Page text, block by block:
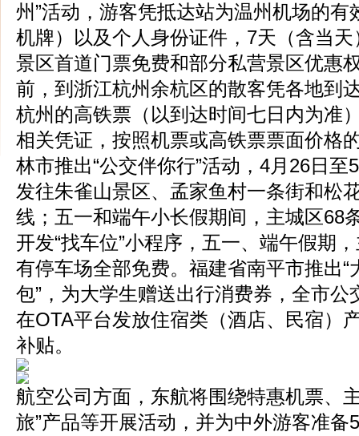
州”活动，游客凭抵达站为温州机场的
机牌）以及个人身份证件，7天（含当
景区首道门票免费和部分私营景区优惠
前，到浙江杭州余杭区的散客凭各地到
杭州的高铁票（以到达时间七日内为准
相关凭证，按照机票或高铁票票面价格
林市推出“公交伴你行”活动，4月26日
发往朱雀山景区、孟家鱼村一条街和松
线；五一和端午小长假期间，主城区68
开发“找车位”小程序，五一、端午假期
有停车场全部免费。福建省南平市推出“
包”，为大学生赠送出行消费券，全市
在OTA平台发放住宿类（酒店、民宿）
补贴。
航空公司方面，东航将围绕特惠机票、
旅”产品等开展活动，并为中外游客准备